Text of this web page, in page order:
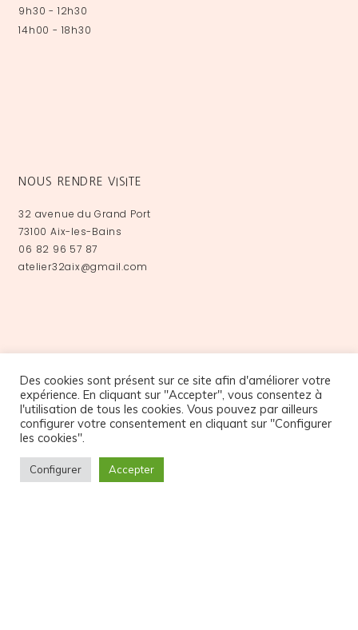
9h30 - 12h30
14h00 - 18h30
NOUS RENDRE VISITE
32 avenue du Grand Port
73100 Aix-les-Bains
06 82 96 57 87
atelier32aix@gmail.com
NOS PARTENAIRES
Des cookies sont présent sur ce site afin d'améliorer votre
expérience. En cliquant sur "Accepter", vous consentez à
l'utilisation de tous les cookies. Vous pouvez par ailleurs
configurer votre consentement en cliquant sur "Configurer
les cookies".
Configurer Accepter